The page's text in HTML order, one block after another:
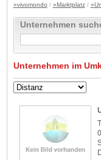
»vivomondo / »Marktplatz/
Unternehmen
Unternehmen im